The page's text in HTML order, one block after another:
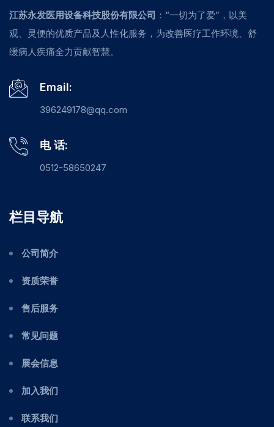
江苏永发医用设备科技股份有限公司 ：“一切为了爱”，以美
观、灵便的优质产品及人性化服务，为改善医疗工作环境、舒
缓病人疾痛全力贡献智慧。
Email:
396249178@qq.com
电 话:
0512-58650247
栏目导航
公司简介
资质荣誉
售后服务
常见问题
展会信息
加入我们
联系我们